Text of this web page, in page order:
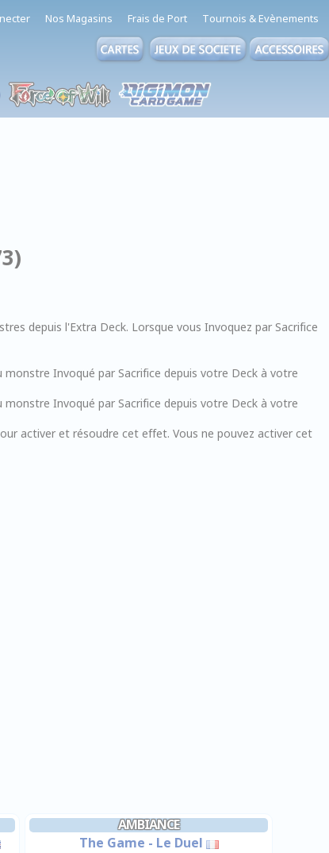
Nos Magasins Frais de Port Tournois & Evènements
depuis l'Extra Deck. Lorsque vous Invoquez par Sacrifice
Invoqué par Sacrifice depuis votre Deck à votre
Invoqué par Sacrifice depuis votre Deck à votre
activer et résoudre cet effet. Vous ne pouvez activer cet
AMBIANCE
The Game - Le Duel